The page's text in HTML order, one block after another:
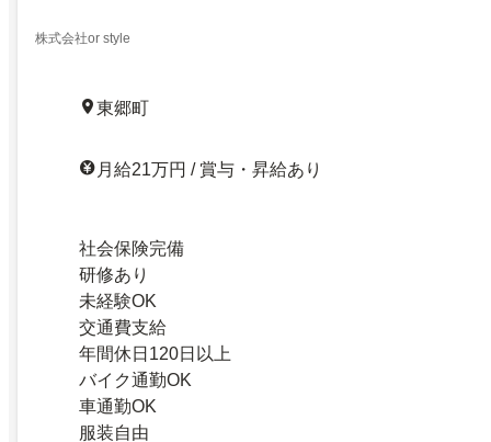
株式会社or style
東郷町
月給21万円 / 賞与・昇給あり
社会保険完備
研修あり
未経験OK
交通費支給
年間休日120日以上
バイク通勤OK
車通勤OK
服装自由